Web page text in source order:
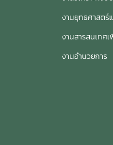
งานยุทธศาสตร์
งานสารสนเท
งานอำนวยการ